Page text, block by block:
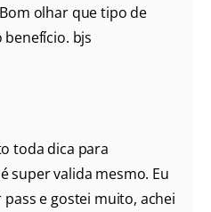
olhar que tipo de
benefício. bjs
toda dica para
super valida mesmo. Eu
e gostei muito, achei